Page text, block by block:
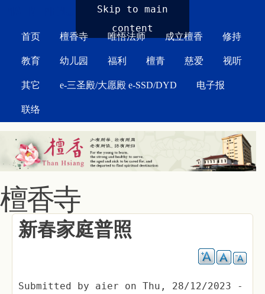
Skip to main
content
首页 檀香寺 唯悟法师 成立檀香 修持
教育 幼儿园 福利 檀青 慈爱 视听
其它 e-三圣殿/大愿殿 e-SSD/DYD 电子报
联络
檀香寺
新春家庭普照
Submitted by aier on Thu, 28/12/2023 -